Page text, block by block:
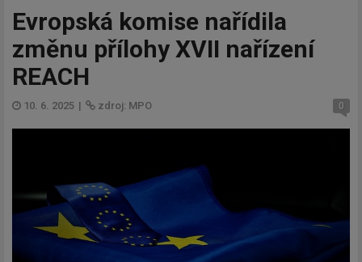
Evropská komise nařídila
změnu přílohy XVII nařízení
REACH
10. 6. 2025 | zdroj: MPO 0